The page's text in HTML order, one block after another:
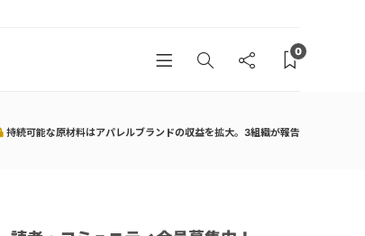
0
持続可能な原材料はアパレルブランドの収益を拡大。3組織が報告